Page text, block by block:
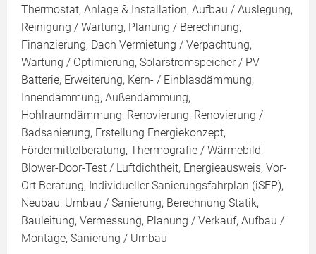
Thermostat, Anlage & Installation, Aufbau / Auslegung,
Reinigung / Wartung, Planung / Berechnung,
Finanzierung, Dach Vermietung / Verpachtung,
Wartung / Optimierung, Solarstromspeicher / PV
Batterie, Erweiterung, Kern- / Einblasdämmung,
Innendämmung, Außendämmung,
Hohlraumdämmung, Renovierung, Renovierung /
Badsanierung, Erstellung Energiekonzept,
Fördermittelberatung, Thermografie / Wärmebild,
Blower-Door-Test / Luftdichtheit, Energieausweis, Vor-
Ort Beratung, Individueller Sanierungsfahrplan (iSFP),
Neubau, Umbau / Sanierung, Berechnung Statik,
Bauleitung, Vermessung, Planung / Verkauf, Aufbau /
Montage, Sanierung / Umbau